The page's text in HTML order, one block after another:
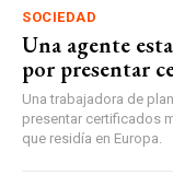
SOCIEDAD
Una agente
por presentar
Una trabajadora de
presentar certificados
que residía en Europa.